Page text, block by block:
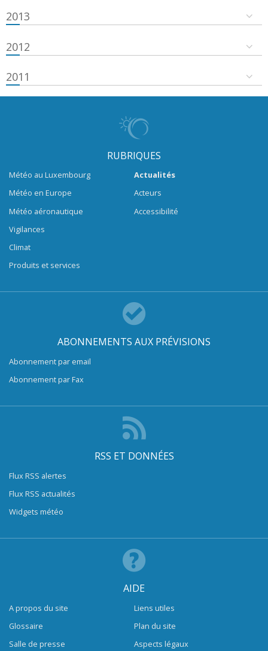
2013
2012
2011
RUBRIQUES
Météo au Luxembourg
Météo en Europe
Météo aéronautique
Vigilances
Climat
Produits et services
Actualités
Acteurs
Accessibilité
ABONNEMENTS AUX PRÉVISIONS
Abonnement par email
Abonnement par Fax
RSS ET DONNÉES
Flux RSS alertes
Flux RSS actualités
Widgets météo
AIDE
A propos du site
Glossaire
Salle de presse
Liens utiles
Plan du site
Aspects légaux